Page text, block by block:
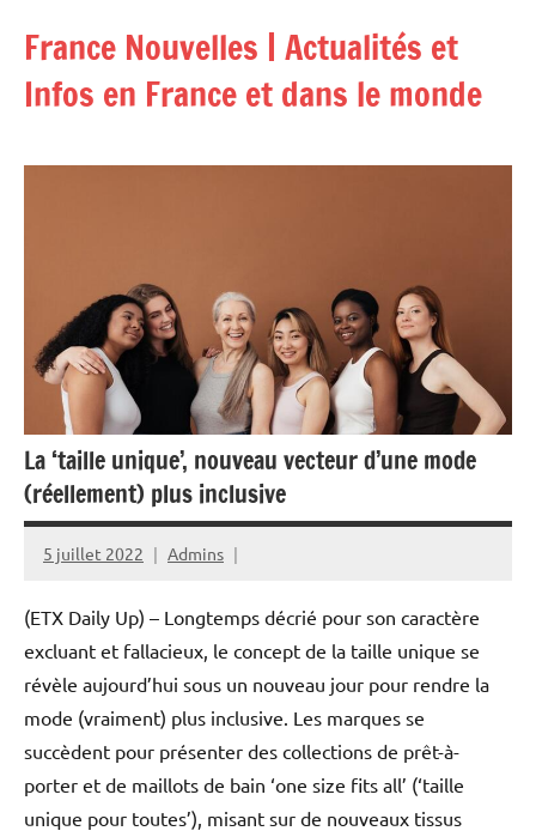
contenu
France Nouvelles | Actualités et
Infos en France et dans le monde
La ‘taille unique’, nouveau vecteur d’une mode
(réellement) plus inclusive
5 juillet 2022 Admins
(ETX Daily Up) – Longtemps décrié pour son caractère
excluant et fallacieux, le concept de la taille unique se
révèle aujourd’hui sous un nouveau jour pour rendre la
mode (vraiment) plus inclusive. Les marques se
succèdent pour présenter des collections de prêt-à-
porter et de maillots de bain ‘one size fits all’ (‘taille
unique pour toutes’), misant sur de nouveaux tissus